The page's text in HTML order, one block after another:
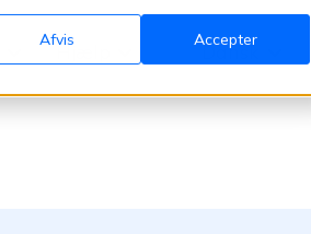
Accepter
Afvis
Hjælp Dansk